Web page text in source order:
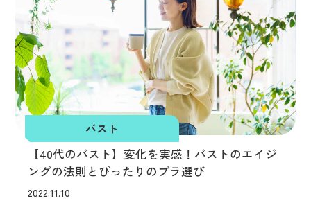
バスト
【40代のバスト】変化を実感！バストのエイジ
ングの法則とぴったりのブラ選び
2022.11.10